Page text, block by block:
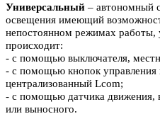
Универсальный – автономный
освещения имеющий
непостоянном режимах работы,
происходит:
- с помощью выключателя,
- с помощью кнопок
централизованный Lcom;
- с помощью датчика движения,
или выносного.